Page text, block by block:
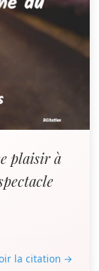
plaisir à
la citation →